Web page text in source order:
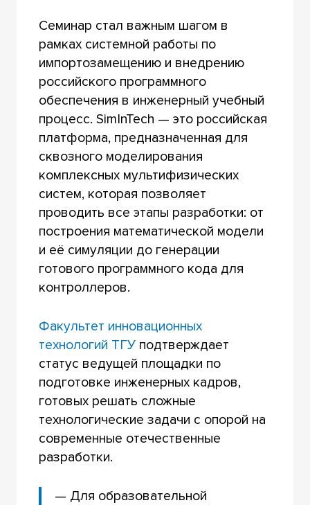
Семинар стал важным шагом в
рамках системной работы по
импортозамещению и внедрению
российского программного
обеспечения в инженерный учебный
процесс. SimInTech — это российская
платформа, предназначенная для
сквозного моделирования
комплексных мультифизических
систем, которая позволяет
проводить все этапы разработки: от
построения математической модели
и её симуляции до генерации
готового программного кода для
контроллеров.
Факультет инновационных
технологий ТГУподтверждает
статус ведущей площадки по
подготовке инженерных кадров,
готовых решать сложные
технологические задачи с опорой на
современные отечественные
разработки.
— Для образовательной